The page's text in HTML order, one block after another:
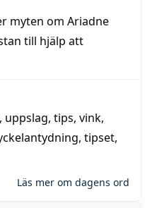
myten om Ariadne
till hjälp att
, uppslag, tips, vink,
tipset,
Läs mer om dagens ord